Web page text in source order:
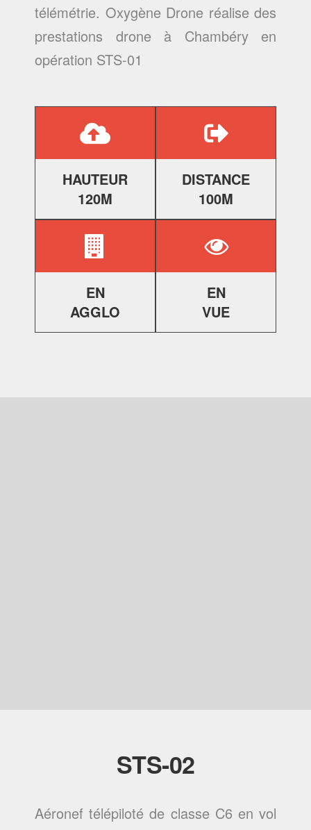
télémétrie. Oxygène Drone réalise des
prestations drone à Chambéryen
opération STS-01
HAUTEUR
120M
DISTANCE
100M
EN
AGGLO
EN
VUE
STS-02
Aéronef télépiloté de classe C6 en vol